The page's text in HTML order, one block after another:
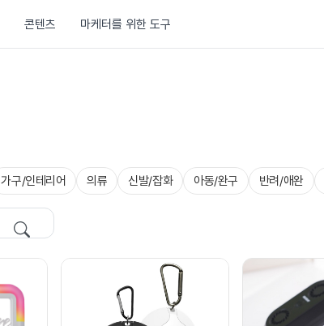
콘텐츠 마케터를 위한 도구
가구/인테리어 의류 신발/잡화 아동/완구 반려/애완